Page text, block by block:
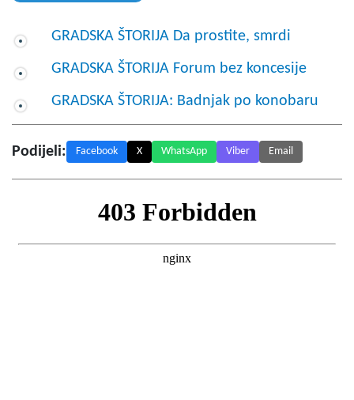
GRADSKA ŠTORIJA Da prostite, smrdi
GRADSKA ŠTORIJA Forum bez koncesije
GRADSKA ŠTORIJA: Badnjak po konobaru
Podijeli: Facebook X WhatsApp Viber Email